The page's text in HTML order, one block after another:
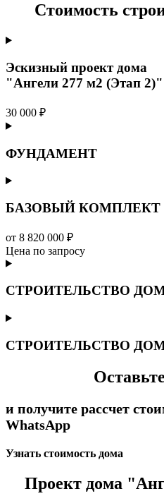
Стоимость
Эскизный проект дома
"Ангели 277 м2 (Этап 2)"
30 000 ₽
ФУНДАМЕНТ
БАЗОВЫЙ КОМПЛЕКТ
от 8 820 000 ₽
Цена по запросу
СТРОИТЕЛЬСТВО
СТРОИТЕЛЬСТВО
и получите рассчет
WhatsApp
Узнать стоимость дома
Проект дома